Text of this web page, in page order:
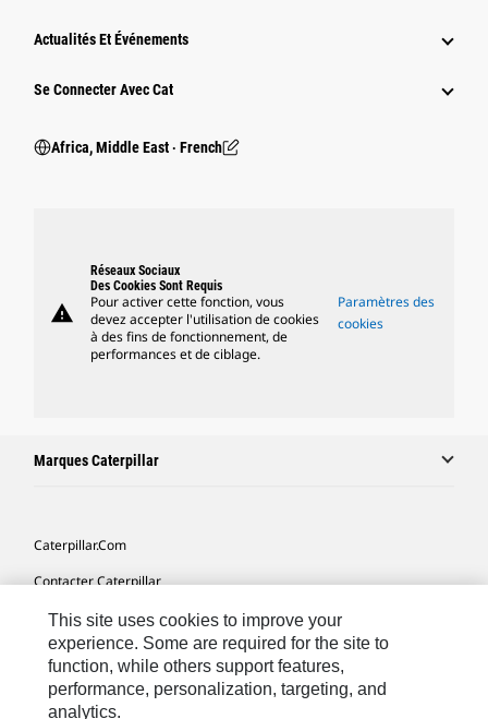
Actualités Et Événements
Se Connecter Avec Cat
Africa, Middle East ‧ French
warning
Réseaux Sociaux
Des Cookies Sont Requis
Pour activer cette fonction, vous
devez accepter l'utilisation de cookies
à des fins de fonctionnement, de
performances et de ciblage.
Paramètres des
cookies
Marques Caterpillar
Caterpillar.com
Contacter Caterpillar
Mes Préférences Marketing
Plan Du Site
Cookie Settings
This site uses cookies to improve your
experience. Some are required for the site to
function, while others support features,
performance, personalization, targeting, and
analytics.